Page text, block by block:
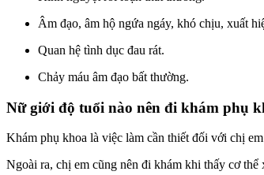
Âm đạo, âm hộ ngứa ngáy, khó chịu, xuất
Quan hệ tình dục đau rát.
Chảy máu âm đạo bất thường.
Nữ giới độ tuổi nào nên đi khám phụ
Khám phụ khoa là việc làm cần thiết đối với chị
Ngoài ra, chị em cũng nên đi khám khi thấy cơ